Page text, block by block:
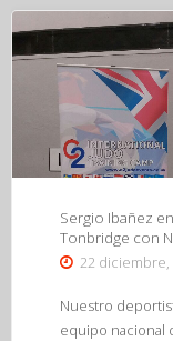
JCZ"
Sergio Ibañez
Tonbridge con
22 diciembre,
Nuestro
equipo nacional